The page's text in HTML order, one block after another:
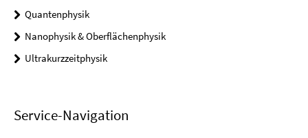
Quantenphysik
Nanophysik & Oberflächenphysik
Ultrakurzzeitphysik
Service-Navigation